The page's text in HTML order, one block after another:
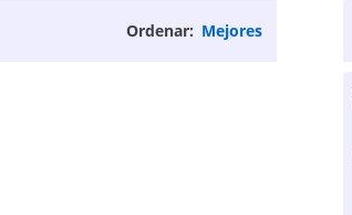
Ordenar: Mejores